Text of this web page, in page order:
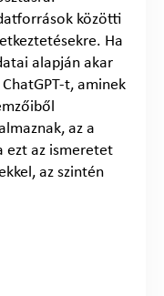
közötti
Ha
alapján akar
t, aminek
az a
ezt az ismeretet
az szintén